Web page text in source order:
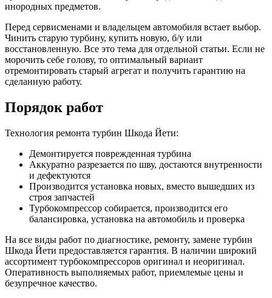
инородных предметов.
Перед сервисменами и владельцем автомобиля встает выбор.
Чинить старую турбину, купить новую, б/у или
восстановленную. Все это тема для отдельной статьи. Если не
морочить себе голову, то оптимальный вариант
отремонтировать старый агрегат и получить гарантию на
сделанную работу.
Порядок работ
Технология ремонта турбин Шкода Йети:
Демонтируется поврежденная турбина
Аккуратно разрезается по шву, достаются внутренности
и дефектуются
Производится установка новых, вместо вышедших из
строя запчастей
Турбокомпрессор собирается, производится его
балансировка, установка на автомобиль и проверка
На все виды работ по диагностике, ремонту, замене турбин
Шкода Йети предоставляется гарантия. В наличии широкий
ассортимент турбокомпрессоров оригинал и неоригинал.
Оперативность выполняемых работ, приемлемые цены и
безупречное качество.